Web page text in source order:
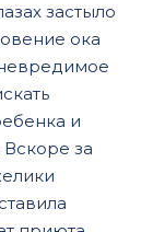
застыло
ока
и
за